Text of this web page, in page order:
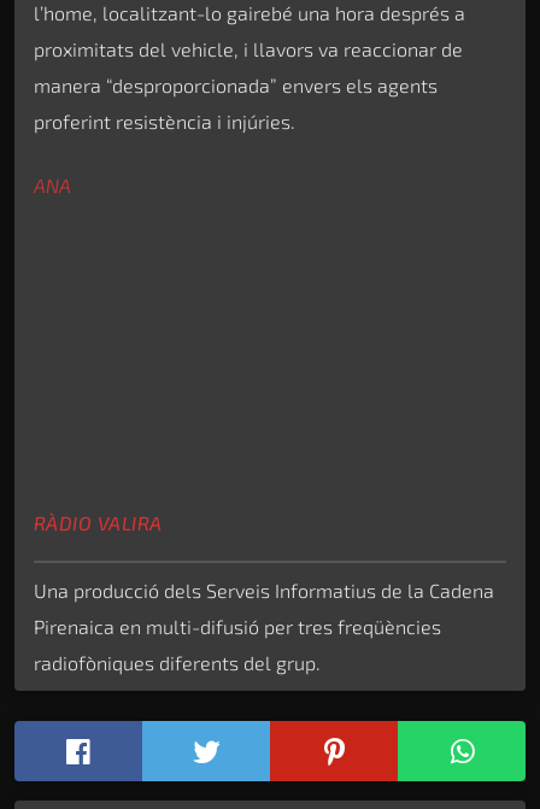
l’home, localitzant-lo gairebé una hora després a
proximitats del vehicle, i llavors va reaccionar de
manera “desproporcionada” envers els agents
proferint resistència i injúries.
ANA
RÀDIO VALIRA
Una producció dels Serveis Informatius de la Cadena
Pirenaica en multi-difusió per tres freqüències
radiofòniques diferents del grup.